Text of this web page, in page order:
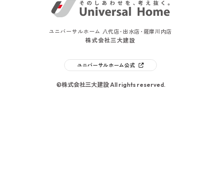
ユニバーサルホーム 八代店･出水店･薩摩川内店
株式会社三大建設
ユニバーサルホーム公式
©株式会社三大建設 All rights reserved.